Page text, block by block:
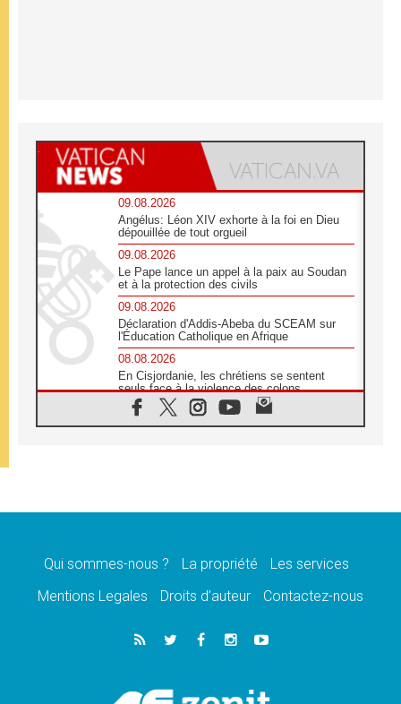
09.08.2026
Angélus: Léon XIV exhorte à la foi en Dieu
dépouillée de tout orgueil
09.08.2026
Le Pape lance un appel à la paix au Soudan
et à la protection des civils
09.08.2026
Déclaration d'Addis-Abeba du SCEAM sur
l'Éducation Catholique en Afrique
08.08.2026
En Cisjordanie, les chrétiens se sentent
seuls face à la violence des colons
08.08.2026
Léon XIV au sanctuaire de Notre Dame du
08.08.2026
08.08.2026
catholiques
Au Bangladesh, l'Église accompagne les
Dalits sur le chemin de la dignité
Philippines: le vicariat apostolique de
Calapan devient un diocèse
Qui sommes-nous ? La propriété
Les services
Mentions Legales
Droits d’auteur Contactez-nous